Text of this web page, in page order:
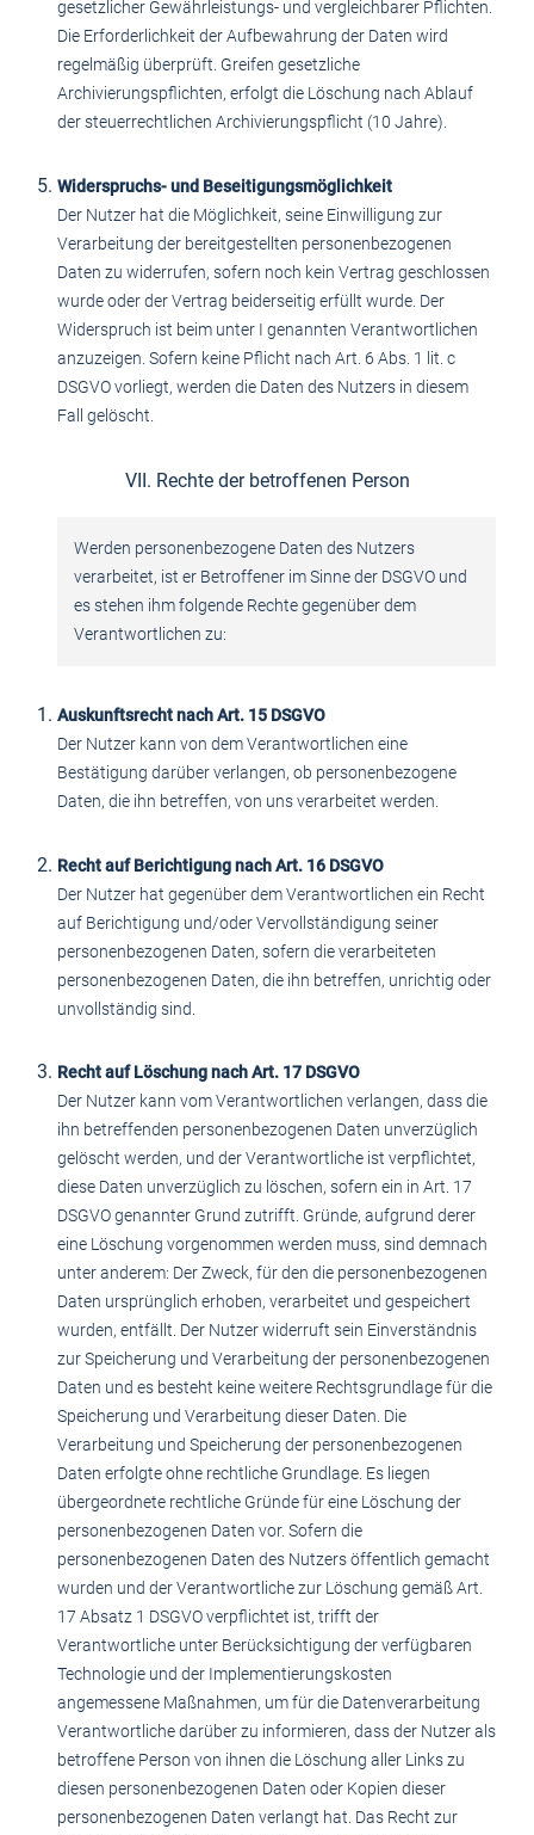
gesetzlicher Gewährleistungs- und vergleichbarer Pflichten.
Die Erforderlichkeit der Aufbewahrung der Daten wird
regelmäßig überprüft. Greifen gesetzliche
Archivierungspflichten, erfolgt die Löschung nach Ablauf
der steuerrechtlichen Archivierungspflicht (10 Jahre).
Widerspruchs- und Beseitigungsmöglichkeit
Der Nutzer hat die Möglichkeit, seine Einwilligung zur
Verarbeitung der bereitgestellten personenbezogenen
Daten zu widerrufen, sofern noch kein Vertrag geschlossen
wurde oder der Vertrag beiderseitig erfüllt wurde. Der
Widerspruch ist beim unter I genannten Verantwortlichen
anzuzeigen. Sofern keine Pflicht nach Art. 6 Abs. 1 lit. c
DSGVO vorliegt, werden die Daten des Nutzers in diesem
Fall gelöscht.
VII. Rechte der betroffenen Person
Werden personenbezogene Daten des Nutzers
verarbeitet, ist er Betroffener im Sinne der DSGVO und
es stehen ihm folgende Rechte gegenüber dem
Verantwortlichen zu:
Auskunftsrecht nach Art. 15 DSGVO
Der Nutzer kann von dem Verantwortlichen eine
Bestätigung darüber verlangen, ob personenbezogene
Daten, die ihn betreffen, von uns verarbeitet werden.
Recht auf Berichtigung nach Art. 16 DSGVO
Der Nutzer hat gegenüber dem Verantwortlichen ein Recht
auf Berichtigung und/oder Vervollständigung seiner
personenbezogenen Daten, sofern die verarbeiteten
personenbezogenen Daten, die ihn betreffen, unrichtig oder
unvollständig sind.
Recht auf Löschung nach Art. 17 DSGVO
Der Nutzer kann vom Verantwortlichen verlangen, dass die
ihn betreffenden personenbezogenen Daten unverzüglich
gelöscht werden, und der Verantwortliche ist verpflichtet,
diese Daten unverzüglich zu löschen, sofern ein in Art. 17
DSGVO genannter Grund zutrifft. Gründe, aufgrund derer
eine Löschung vorgenommen werden muss, sind demnach
unter anderem: Der Zweck, für den die personenbezogenen
Daten ursprünglich erhoben, verarbeitet und gespeichert
wurden, entfällt. Der Nutzer widerruft sein Einverständnis
zur Speicherung und Verarbeitung der personenbezogenen
Daten und es besteht keine weitere Rechtsgrundlage für die
Speicherung und Verarbeitung dieser Daten. Die
Verarbeitung und Speicherung der personenbezogenen
Daten erfolgte ohne rechtliche Grundlage. Es liegen
übergeordnete rechtliche Gründe für eine Löschung der
personenbezogenen Daten vor. Sofern die
personenbezogenen Daten des Nutzers öffentlich gemacht
wurden und der Verantwortliche zur Löschung gemäß Art.
17 Absatz 1 DSGVO verpflichtet ist, trifft der
Verantwortliche unter Berücksichtigung der verfügbaren
Technologie und der Implementierungskosten
angemessene Maßnahmen, um für die Datenverarbeitung
Verantwortliche darüber zu informieren, dass der Nutzer als
betroffene Person von ihnen die Löschung aller Links zu
diesen personenbezogenen Daten oder Kopien dieser
personenbezogenen Daten verlangt hat. Das Recht zur